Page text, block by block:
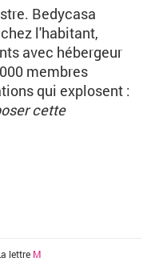
Bedycasa
l'habitant,
avec hébergeur
000 membres
qui explosent :
cette
lettre M